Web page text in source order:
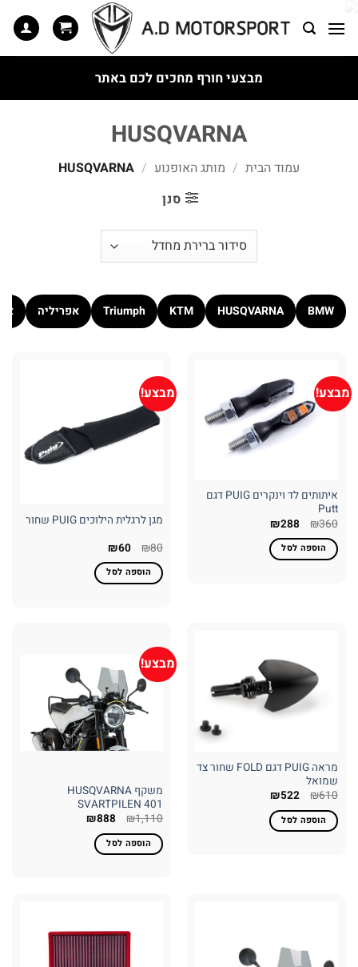
מבצעי חורף מחכים לכם באתר
HUSQVARNA
עמוד הבית / מותג האופנוע /
סנן
BMW
HUSQVARNA
KTM
Triumph אפריליה
מבצע!
איתותים לד וינקרים PUIG דגם
Putt
₪360 המחיר
היה:
₪360.
₪288 המחיר
הוא:
₪288. הוספה לסל
מבצע!
מגן לרגלית הילוכים PUIG שחור
₪80 המחיר
היה:
₪80.
₪60 המחיר
הוא:
₪60.הוספה לסל
מראה PUIG דגם FOLD שחור צד
שמואל
₪610 המחיר
היה:
₪610.
₪522 המחיר
הוא:
₪522. הוספה לסל
מבצע!
משקף HUSQVARNA
SVARTPILEN 401
₪1,110 המחיר
היה:
₪1,110.
₪888 המחיר
הוספה לסל